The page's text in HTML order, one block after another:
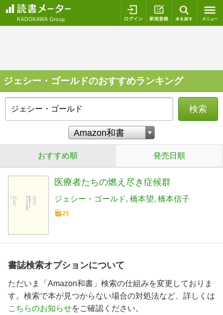
ログイン 新規登録
ジェシー・ゴールドのおすすめランキング
検索
おすすめ順 発売日順
医療者たちの燃え尽き症候群
ジェシー・ゴールド 橋本望 橋本信子
25
書誌検索オプションについて
ただいま「Amazon和書」検索の仕組みを変更しておりま
す。検索で本が見つからない場合の対処法など、詳しくは
こちらのお知らせをご確認ください。